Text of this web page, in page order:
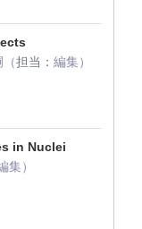
担当： 編集）
in Nuclei
集）